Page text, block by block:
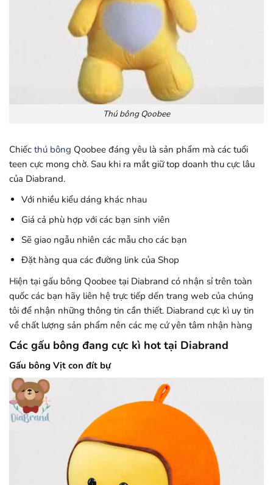
Thú bông Qoobee
Chiếc thú bông Qoobee đáng yêu là sản phẩm mà các tuổi
teen cực mong chờ. Sau khi ra mắt giữ top doanh thu cực lâu
của Diabrand.
Với nhiều kiểu dáng khác nhau
Giá cả phù hợp với các bạn sinh viên
Sẽ giao ngẫu nhiên các mẫu cho các bạn
Đặt hàng qua các đường link của Shop
Hiện tại gấu bông Qoobee tại Diabrand có nhận sỉ trên toàn
quốc các bạn hãy liên hệ trực tiếp dến trang web của chúng
tôi để nhận những thông tin cần thiết. Diabrand cực kì uy tin
về chất lượng sản phẩm nên các mẹ cứ yên tâm nhận hàng
Các gấu bông đang cực kì hot tại Diabrand
Gấu bông Vịt con đít bự